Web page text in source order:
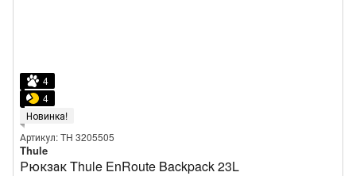
4
4
Новинка!
Артикул: TH 3205505
Thule
Рюкзак Thule EnRoute Backpack 23L